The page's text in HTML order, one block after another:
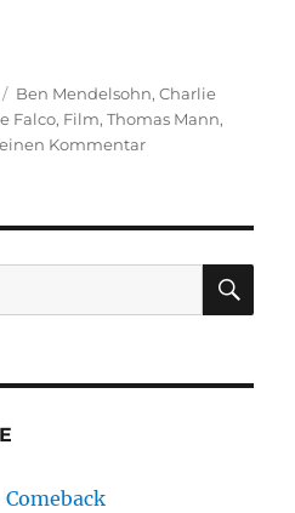
Schlagwörter
Ben Mendelsohn,Charlie
Falco, Film,Thomas Mann,
Kommentarzu